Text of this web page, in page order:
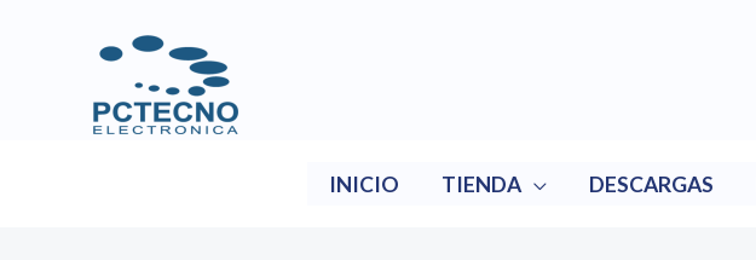
contenido
INICIO TIENDA DESCARGAS